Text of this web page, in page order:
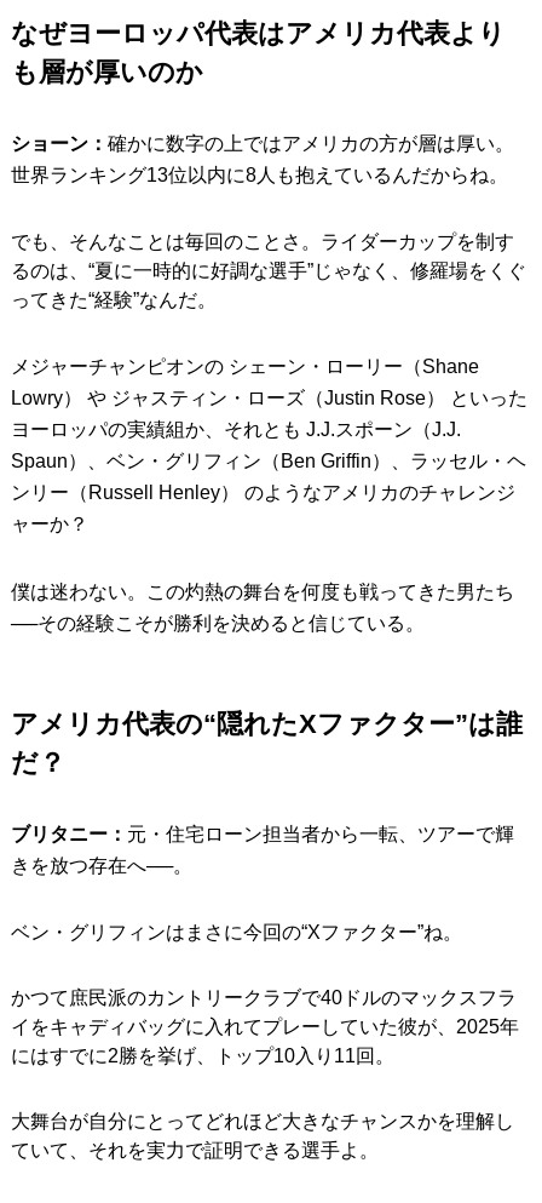
なぜヨーロッパ代表はアメリカ代表より
も層が厚いのか
ショーン： 確かに数字の上ではアメリカの方が層は厚い。
世界ランキング13位以内に8人も抱えているんだからね。
でも、そんなことは毎回のことさ。ライダーカップを制す
るのは、“夏に一時的に好調な選手”じゃなく、修羅場をくぐ
ってきた“経験”なんだ。
メジャーチャンピオンの シェーン・ローリー（Shane
Lowry） や ジャスティン・ローズ（Justin Rose） といった
ヨーロッパの実績組か、それとも J.J.スポーン（J.J.
Spaun）、ベン・グリフィン（Ben Griffin）、ラッセル・ヘ
ンリー（Russell Henley） のようなアメリカのチャレンジ
ャーか？
僕は迷わない。この灼熱の舞台を何度も戦ってきた男たち
──その経験こそが勝利を決めると信じている。
アメリカ代表の“隠れたXファクター”は誰
だ？
ブリタニー： 元・住宅ローン担当者から一転、ツアーで輝
きを放つ存在へ──。
ベン・グリフィンはまさに今回の“Xファクター”ね。
かつて庶民派のカントリークラブで40ドルのマックスフラ
イをキャディバッグに入れてプレーしていた彼が、2025年
にはすでに2勝を挙げ、トップ10入り11回。
大舞台が自分にとってどれほど大きなチャンスかを理解し
ていて、それを実力で証明できる選手よ。